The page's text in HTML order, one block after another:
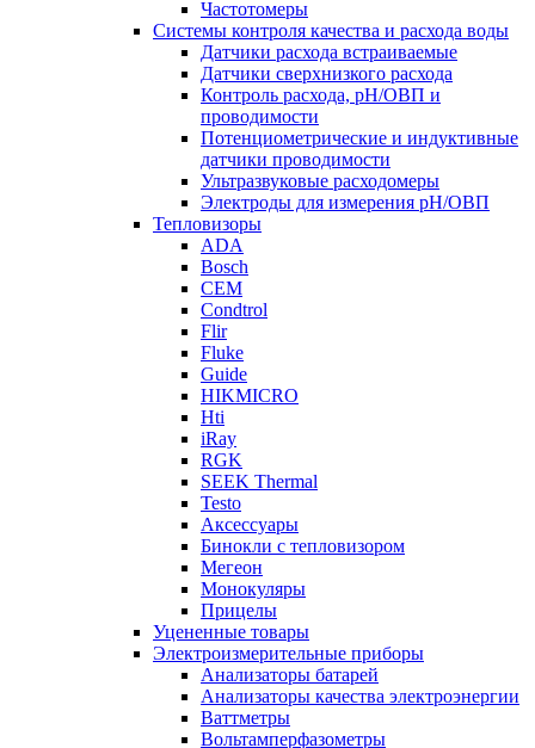
Частотомеры
Системы контроля качества и расхода воды
Датчики расхода встраиваемые
Датчики сверхнизкого расхода
Контроль расхода, pH/ОВП и
проводимости
Потенциометрические и индуктивные
датчики проводимости
Ультразвуковые расходомеры
Электроды для измерения рH/ОВП
Тепловизоры
ADA
Bosch
CEM
Condtrol
Flir
Fluke
Guide
HIKMICRO
Hti
iRay
RGK
SEEK Thermal
Testo
Аксессуары
Бинокли с тепловизором
Мегеон
Монокуляры
Прицелы
Уцененные товары
Электроизмерительные приборы
Анализаторы батарей
Анализаторы качества электроэнергии
Ваттметры
Вольтамперфазометры